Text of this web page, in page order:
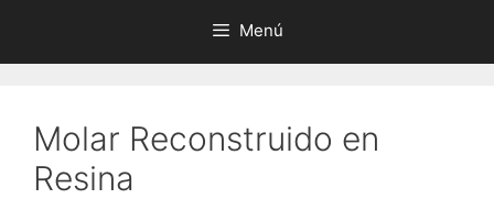
Menú
Molar Reconstruido en
Resina